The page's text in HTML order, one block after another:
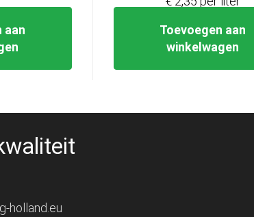
aan
Toevoegen aan
winkelwagen
holland.eu